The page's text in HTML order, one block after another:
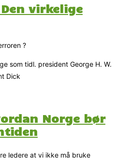
virkelige
?
som tidl. president George H. W.
Dick
Norge bør
ledere at vi ikke må bruke